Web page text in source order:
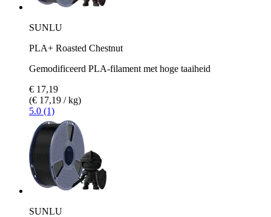
SUNLU
PLA+ Roasted Chestnut
Gemodificeerd PLA-filament met hoge taaiheid
€ 17,19
(€ 17,19 / kg)
5.0 (1)
SUNLU